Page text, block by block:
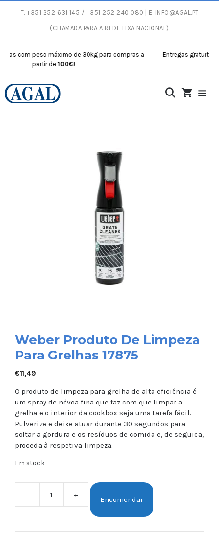
T. +351 252 631 145 / +351 252 240 080 | E. INFO@AGAL.PT
(CHAMADA PARA A REDE FIXA NACIONAL)
com peso máximo de 30kg para compras a
partir de100€!
Entregas gratuitas
Weber Produto De Limpeza
Para Grelhas 17875
€11,49
O produto de limpeza para grelha de alta eficiência é
um spray de névoa fina que faz com que limpar a
grelha e o interior da cookbox seja uma tarefa fácil.
Pulverize e deixe atuar durante 30 segundos para
soltar a gordura e os resíduos de comida e, de seguida,
proceda à respetiva limpeza.
Em stock
- +
Encomendar